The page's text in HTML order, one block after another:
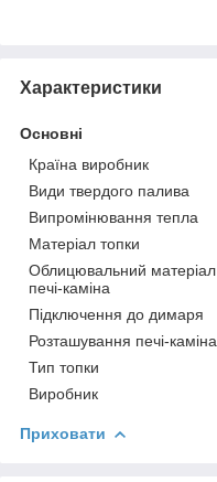
Характеристики
Основні
Країна виробник
Види твердого палива
Випромінювання тепла
Матеріал топки
Облицювальний матеріал
печі-каміна
Підключення до димаря
Розташування печі-каміна
Тип топки
Виробник
Приховати